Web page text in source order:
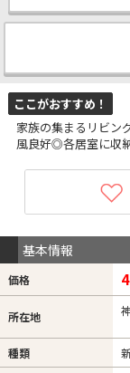
ここがおすすめ！
家族の集まるリビン
風良好◎各居室に収
基本情報
価格
所在地
種類